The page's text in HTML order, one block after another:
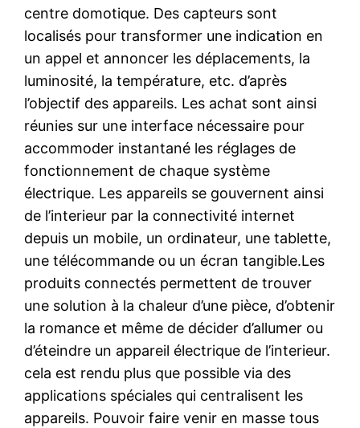
centre domotique. Des capteurs sont
localisés pour transformer une indication en
un appel et annoncer les déplacements, la
luminosité, la température, etc. d’après
l’objectif des appareils. Les achat sont ainsi
réunies sur une interface nécessaire pour
accommoder instantané les réglages de
fonctionnement de chaque système
électrique. Les appareils se gouvernent ainsi
de l’interieur par la connectivité internet
depuis un mobile, un ordinateur, une tablette,
une télécommande ou un écran tangible.Les
produits connectés permettent de trouver
une solution à la chaleur d’une pièce, d’obtenir
la romance et même de décider d’allumer ou
d’éteindre un appareil électrique de l’interieur.
cela est rendu plus que possible via des
applications spéciales qui centralisent les
appareils. Pouvoir faire venir en masse tous